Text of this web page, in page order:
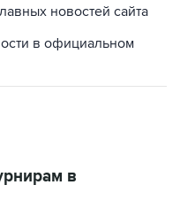
новостей сайта
в официальном
в